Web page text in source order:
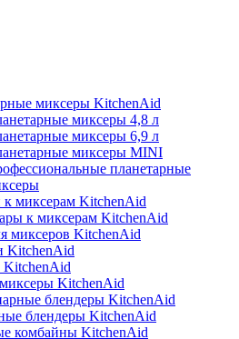
миксеры KitchenAid
миксеры 4,8 л
миксеры 6,9 л
миксеры MINI
планетарные
к миксерам KitchenAid
к миксерам KitchenAid
миксеров KitchenAid
KitchenAid
KitchenAid
KitchenAid
блендеры KitchenAid
блендеры KitchenAid
комбайны KitchenAid